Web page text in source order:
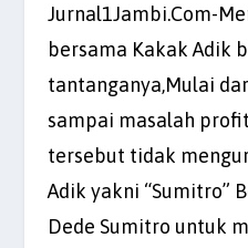
Jurnal1Jambi.Com-
bersama Kakak Adik
tantanganya,Mulai
sampai masalah
tersebut tidak
Adik yakni “Sumitro”
Dede Sumitro untuk